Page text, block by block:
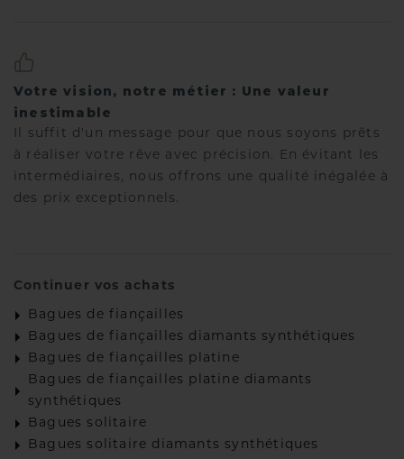
Votre vision, notre métier : Une valeur
inestimable
Il suffit d'un message pour que nous soyons prêts
à réaliser votre rêve avec précision. En évitant les
intermédiaires, nous offrons une qualité inégalée à
des prix exceptionnels.
Continuer vos achats
Bagues de fiançailles
Bagues de fiançailles diamants synthétiques
Bagues de fiançailles platine
Bagues de fiançailles platine diamants
synthétiques
Bagues solitaire
Bagues solitaire diamants synthétiques